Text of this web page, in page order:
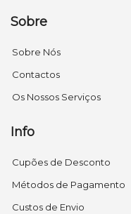
Sobre
Sobre Nós
Contactos
Os Nossos Serviços
Info
Cupões de Desconto
Métodos de Pagamento
Custos de Envio